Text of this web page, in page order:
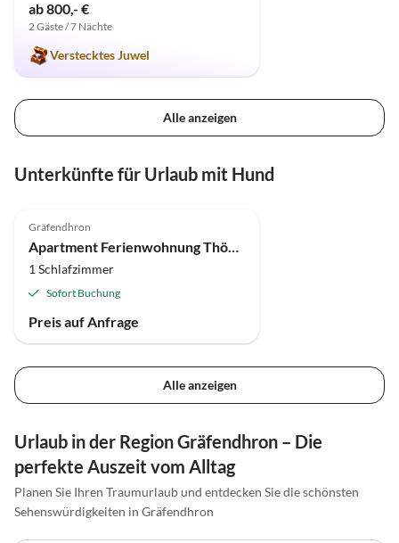
ab 800,- €
2 Gäste / 7 Nächte
Verstecktes Juwel
Alle anzeigen
Unterkünfte für Urlaub mit Hund
Gräfendhron
Apartment Ferienwohnung Thömmes
1 Schlafzimmer
Sofort Buchung
Preis auf Anfrage
Alle anzeigen
Urlaub in der Region Gräfendhron – Die
perfekte Auszeit vom Alltag
Planen Sie Ihren Traumurlaub und entdecken Sie die schönsten
Sehenswürdigkeiten in Gräfendhron